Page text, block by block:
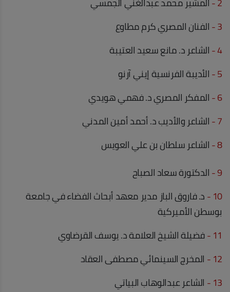
3 - الفنان المصري كرم مطاوع
4 - الشاعر د. مانع سعيد العتيبة
5 - الأديبة الفرنسية إيني آرنو
6 - المفكر المصري د. فهمي هويدي
7 - الشاعر والأديب د. أحمد أمين المدني
8 - الشاعر سلطان بن علي العويس
9 - الدكتورة سعاد الصباح
10 - د. فاروق الباز مدير معهد أبحاث الفضاء في جامعة
بوسطن الأميركية
11 - فضيلة الشيخ العلامة د. يوسف القرضاوي
12 - المخرج السينمائي مصطفى العقاد
13 - الشاعر عبدالوهاب البياتي